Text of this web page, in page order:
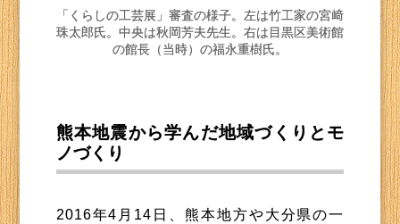
「くらしの工芸展」審査の様子。左は竹工家の宮﨑
珠太郎氏。中央は秋岡芳夫先生。右は目黒区美術館
の館長（当時）の福永重樹氏。
熊本地震から学んだ地域づくりとモ
ノづくり
2016年4月14日、熊本地方や大分県の一